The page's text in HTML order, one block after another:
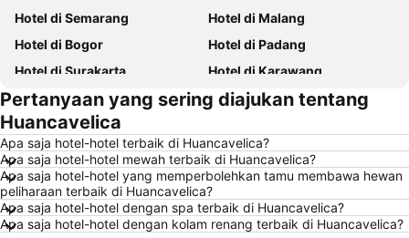
Hotel di Semarang
Hotel di Malang
Hotel di Bogor
Hotel di Padang
Hotel di Surakarta
Hotel di Karawang
Hotel di Medan
Hotel di Ubud
Hotel di Tokyo
Hotel di Purwokerto
Hotel di Garut
Hotel di Balikpapan
Hotel di Georgetown
Hotel di Pontianak
Hotel di Pulau Penang
Hotel di Indonesia
Hotel di Lampung
Pertanyaan yang sering diajukan tentang
Huancavelica
Apa saja hotel-hotel terbaik di Huancavelica?
Apa saja hotel-hotel mewah terbaik di Huancavelica?
Apa saja hotel-hotel yang memperbolehkan tamu membawa hewan
peliharaan terbaik di Huancavelica?
Apa saja hotel-hotel dengan spa terbaik di Huancavelica?
Apa saja hotel-hotel dengan kolam renang terbaik di Huancavelica?